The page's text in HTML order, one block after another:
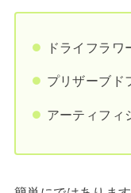
ドライフラワ
プリザーブド
アーティフィ